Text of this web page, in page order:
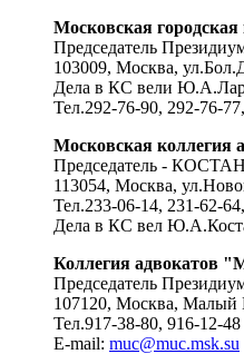
Московская городская
Председатель
103009, Москва,
Дела в КС вели
Тел.292-76-90, 292-76-
Московская коллегия
Председатель -
113054, Москва,
Тел.233-06-14, 231-62-
Дела в КС вел
Коллегия адвокатов
Председатель
107120, Москва, Малый
Тел.917-38-80, 916-12-48
E-mail: muc@muc.msk.su